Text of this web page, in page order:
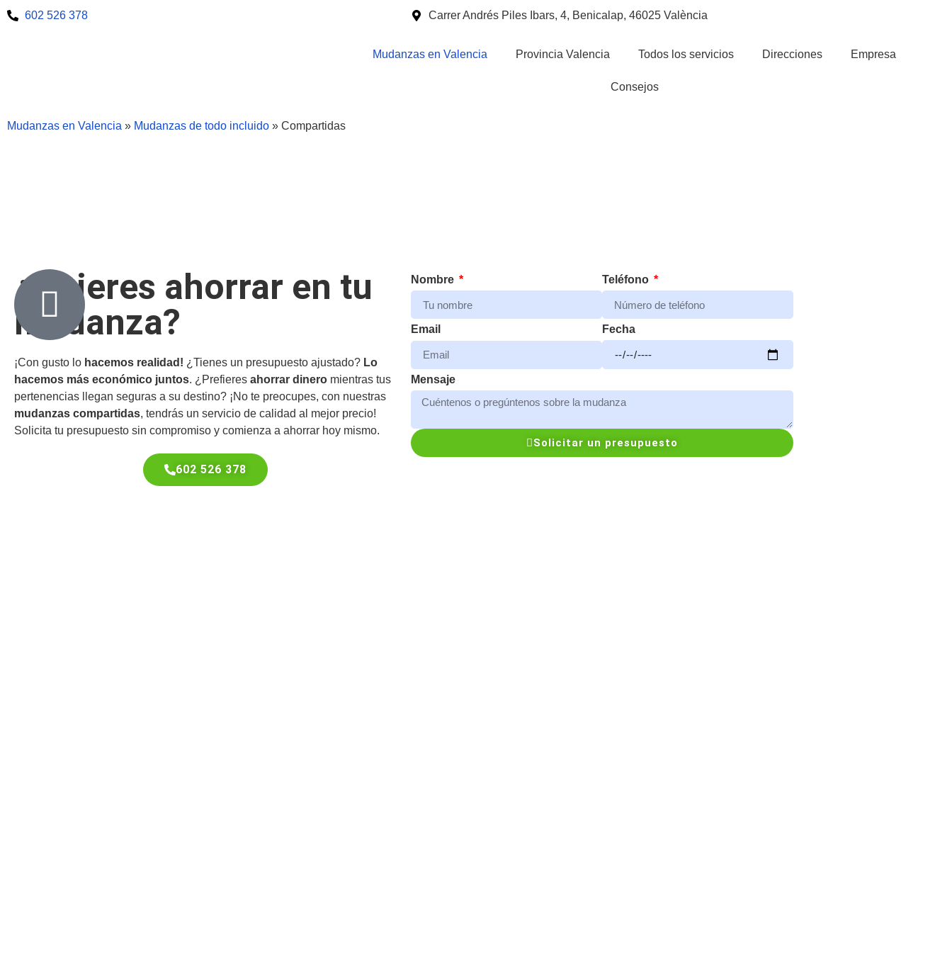
602 526 378 Carrer Andrés Piles Ibars, 4, Benicalap, 46025 València
Mudanzas en Valencia Provincia Valencia Todos los servicios Direcciones Empresa
Consejos
Mudanzas en Valencia » Mudanzas de todo incluido » Compartidas
¿Quieres ahorrar en tu
mudanza?
¡Con gusto lo hacemos realidad! ¿Tienes un presupuesto ajustado? Lo
hacemos más económico juntos. ¿Prefieres ahorrar dinero mientras tus
pertenencias llegan seguras a su destino? ¡No te preocupes, con nuestras
mudanzas compartidas, tendrás un servicio de calidad al mejor precio!
Solicita tu presupuesto sin compromiso y comienza a ahorrar hoy mismo.
602 526 378
Nombre Teléfono
Email Fecha
Mensaje
Solicitar un presupuesto